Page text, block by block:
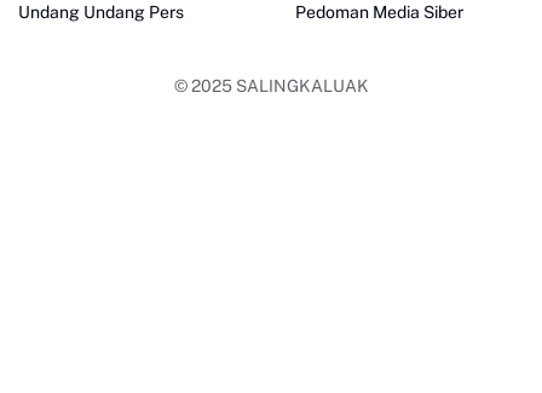
Undang Undang Pers Pedoman Media Siber
© 2025 SALINGKALUAK